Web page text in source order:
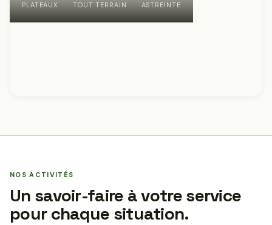
PLATEAUX TOUT TERRAIN ASTREINTE
NOS ACTIVITÉS
Un savoir-faire à votre service
pour chaque situation.